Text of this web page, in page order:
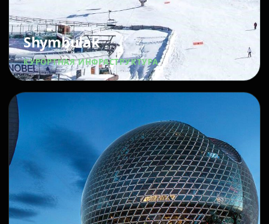
Shymbulak
КУРОРТНАЯ ИНФРАСТРУКТУРА